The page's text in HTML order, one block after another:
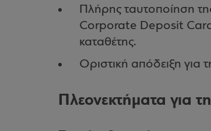
Πλήρης ταυτοποίηση
Corporate Deposit Card
καταθέτης.
Οριστική απόδειξη για
Πλεονεκτήματα για